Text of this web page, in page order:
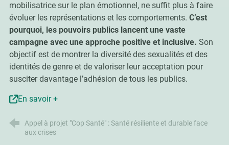
mobilisatrice sur le plan émotionnel, ne suffit plus à faire
évoluer les représentations et les comportements. C’est
pourquoi, les pouvoirs publics lancent une vaste
campagne avec une approche positive et inclusive. Son
objectif est de montrer la diversité des sexualités et des
identités de genre et de valoriser leur acceptation pour
susciter davantage l’adhésion de tous les publics.
En savoir +
Appel à projet "Cop Santé" : Santé résiliente et durable face
aux crises